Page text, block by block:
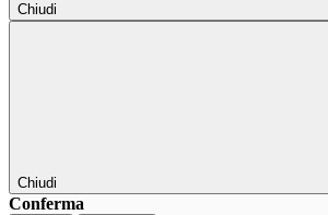
Chiudi
Chiudi
Conferma